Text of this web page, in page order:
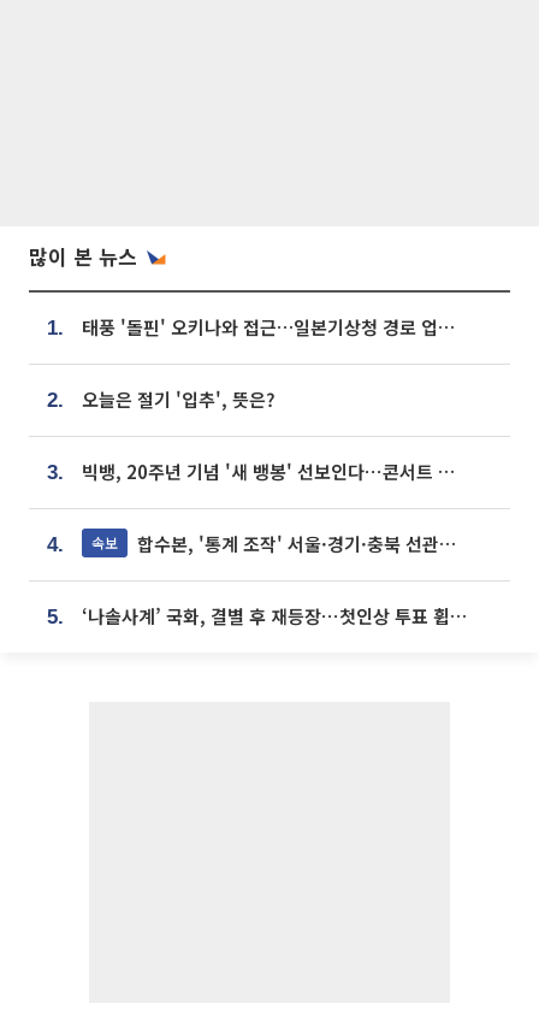
많이 본 뉴스
1. 태풍 '돌핀' 오키나와 접근…일본기상청 경로 업데이트
2. 오늘은 절기 '입추', 뜻은?
3. 빅뱅, 20주년 기념 '새 뱅봉' 선보인다⋯콘서트 앞두고 팝업 개최
4. 속보 합수본, '통계 조작' 서울·경기·충북 선관위 등 추가 압수수색
5. ‘나솔사계’ 국화, 결별 후 재등장⋯첫인상 투표 휩쓸고 ‘인기녀’ 등극